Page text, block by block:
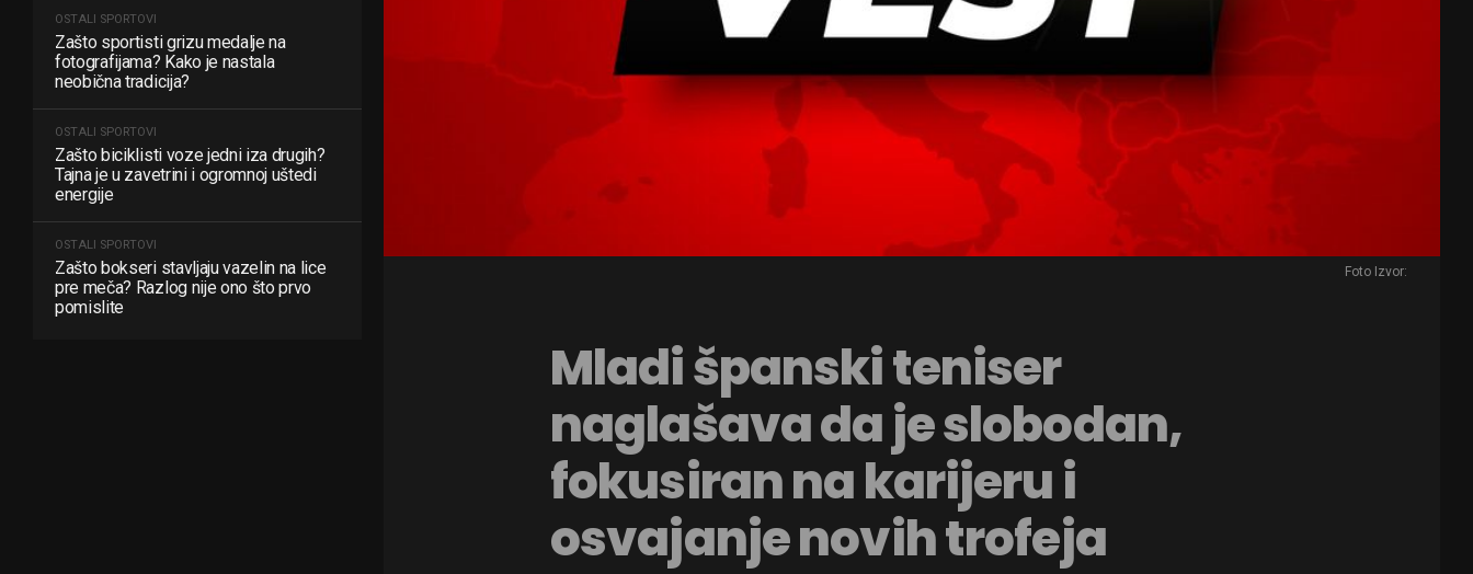
OSTALI SPORTOVI
Zašto sportisti grizu medalje na
fotografijama? Kako je nastala
neobična tradicija?
OSTALI SPORTOVI
Zašto biciklisti voze jedni iza drugih?
Tajna je u zavetrini i ogromnoj uštedi
energije
OSTALI SPORTOVI
Zašto bokseri stavljaju vazelin na lice
pre meča? Razlog nije ono što prvo
pomislite
Foto Izvor:
Mladi španski teniser
naglašava da je slobodan,
fokusiran na karijeru i
osvajanje novih trofeja